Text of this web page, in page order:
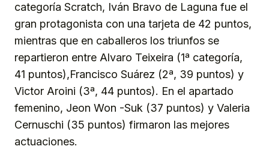
categoría Scratch, Iván Bravo de Laguna fue el
gran protagonista con una tarjeta de 42 puntos,
mientras que en caballeros los triunfos se
repartieron entre Alvaro Teixeira (1ª categoría,
41 puntos),Francisco Suárez (2ª, 39 puntos) y
Victor Aroini (3ª, 44 puntos). En el apartado
femenino, Jeon Won -Suk (37 puntos) y Valeria
Cernuschi (35 puntos) firmaron las mejores
actuaciones.